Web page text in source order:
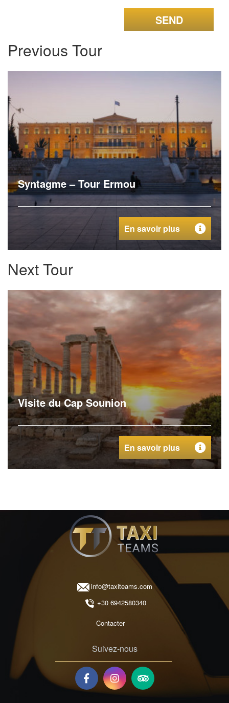
Previous Tour
Syntagme – Tour Ermou
En savoir plus
Next Tour
Visite du Cap Sounion
En savoir plus
info@taxiteams.com
+30 6942580340
Contacter
Suivez-nous